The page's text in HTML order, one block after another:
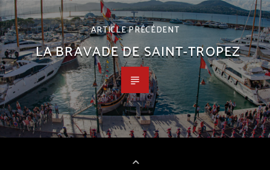
ARTICLE PRÉCÉDENT
LA BRAVADE DE SAINT-TROPEZ